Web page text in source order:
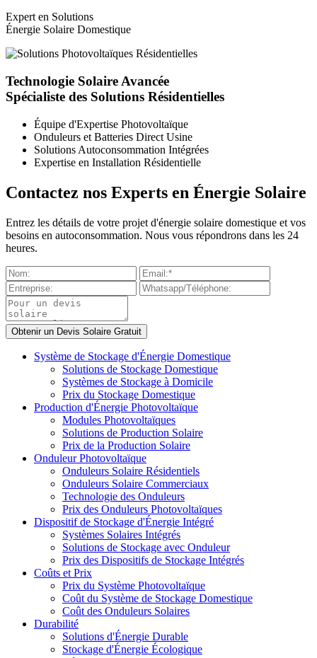
Expert en Solutions
Énergie Solaire Domestique
Technologie Solaire Avancée
Spécialiste des Solutions Résidentielles
Équipe d'Expertise Photovoltaïque
Onduleurs et Batteries Direct Usine
Solutions Autoconsommation Intégrées
Expertise en Installation Résidentielle
Contactez nos Experts en Énergie Solaire
Entrez les détails de votre projet d'énergie solaire domestique et vos
besoins en autoconsommation. Nous vous répondrons dans les 24
heures.
Système de Stockage d'Énergie Domestique
Solutions de Stockage Domestique
Systèmes de Stockage à Domicile
Prix du Stockage Domestique
Production d'Énergie Photovoltaïque
Modules Photovoltaïques
Solutions de Production Solaire
Prix de la Production Solaire
Onduleur Photovoltaïque
Onduleurs Solaire Résidentiels
Onduleurs Solaire Commerciaux
Technologie des Onduleurs
Prix des Onduleurs Photovoltaïques
Dispositif de Stockage d'Énergie Intégré
Systèmes Solaires Intégrés
Solutions de Stockage avec Onduleur
Prix des Dispositifs de Stockage Intégrés
Coûts et Prix
Prix du Système Photovoltaïque
Coût du Système de Stockage Domestique
Coût des Onduleurs Solaires
Durabilité
Solutions d'Énergie Durable
Stockage d'Énergie Écologique